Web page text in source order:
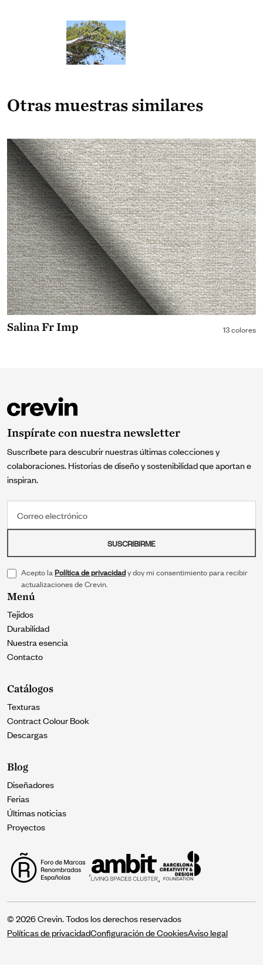
Otras muestras similares
Salina Fr Imp 13 colores
Inspírate con nuestra newsletter
Suscríbete para descubrir nuestras últimas colecciones y
colaboraciones. Historias de diseño y sostenibilidad que aportan e
inspiran.
SUSCRIBIRME
Acepto laPolítica de privacidady doy mi consentimiento para recibir
actualizaciones de Crevin.
Menú
Tejidos
Durabilidad
Nuestra esencia
Contacto
Catálogos
Texturas
Contract Colour Book
Descargas
Blog
Diseñadores
Ferias
Últimas noticias
Proyectos
© 2026 Crevin. Todos los derechos reservados
Políticas de privacidadConfiguración de CookiesAviso legal